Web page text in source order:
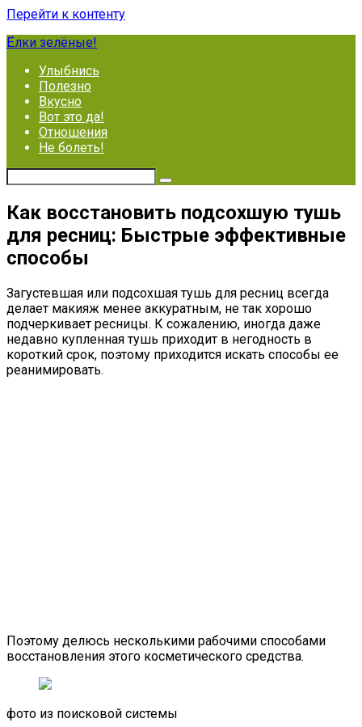
Перейти к контенту
Ёлки зелёные!
Улыбнись
Полезно
Вкусно
Вот это да!
Отношения
Не болеть!
Как восстановить подсохшую тушь
для ресниц: Быстрые эффективные
способы
Загустевшая или подсохшая тушь для ресниц всегда
делает макияж менее аккуратным, не так хорошо
подчеркивает ресницы. К сожалению, иногда даже
недавно купленная тушь приходит в негодность в
короткий срок, поэтому приходится искать способы ее
реанимировать.
Поэтому делюсь несколькими рабочими способами
восстановления этого косметического средства.
фото из поисковой системы